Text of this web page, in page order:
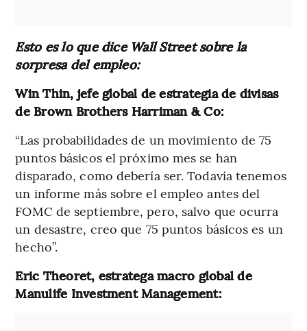
Esto es lo que dice Wall Street sobre la
sorpresa del empleo:
Win Thin, jefe global de estrategia de divisas
de Brown Brothers Harriman & Co:
“Las probabilidades de un movimiento de 75
puntos básicos el próximo mes se han
disparado, como debería ser. Todavía tenemos
un informe más sobre el empleo antes del
FOMC de septiembre, pero, salvo que ocurra
un desastre, creo que 75 puntos básicos es un
hecho”.
Eric Theoret, estratega macro global de
Manulife Investment Management: